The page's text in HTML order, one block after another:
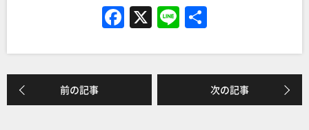
F
a
c
e
b
X Li
n
e
前の記事 次の記事